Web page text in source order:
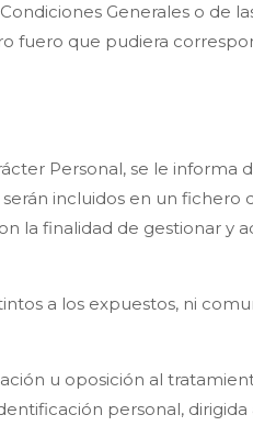
Generales o de
fuero que pudiera
Personal, se le informa
incluidos en un fichero
la finalidad de gestionar y
a los expuestos, ni
u oposición al
personal, dirigida